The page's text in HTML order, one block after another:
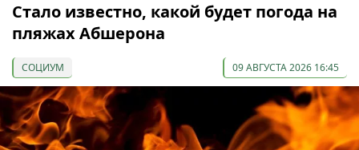
Стало известно, какой будет погода на
пляжах Абшерона
СОЦИУМ 09 АВГУСТА 2026 16:45